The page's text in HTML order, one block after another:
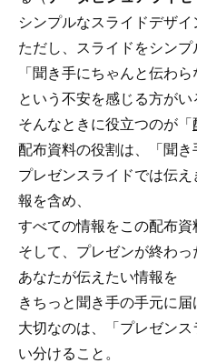
シンプルなスライドデザイ
ただし、スライドをシンプ
「聞き手にちゃんと伝わ
という不安を感じる方がい
そんなときに役立つのが「
配布資料の役割は、「聞き
プレゼンスライドでは伝
報を含め、
すべての情報をこの配布資
そして、プレゼンが終わっ
あなたが伝えたい情報を
きちっと聞き手の手元に届
大切なのは、「プレゼン
い分けること。